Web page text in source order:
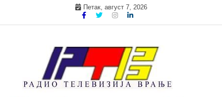
Петак, август 7, 2026